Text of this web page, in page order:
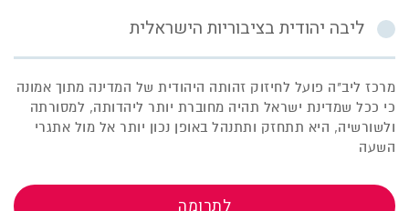
ליבה יהודית בציבוריות הישראלית
מרכז ליב"ה פועל לחיזוק זהותה היהודית של המדינה מתוך אמונה
כי ככל שמדינת ישראל תהיה מחוברת יותר ליהדותה, למסורתה
ולשורשיה, היא תתחזק ותתנהל באופן נכון יותר אל מול אתגרי
השעה
לתרומה